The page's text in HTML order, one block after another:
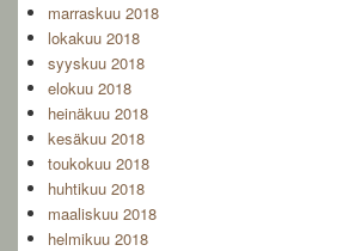
marraskuu 2018
lokakuu 2018
syyskuu 2018
elokuu 2018
heinäkuu 2018
kesäkuu 2018
toukokuu 2018
huhtikuu 2018
maaliskuu 2018
helmikuu 2018